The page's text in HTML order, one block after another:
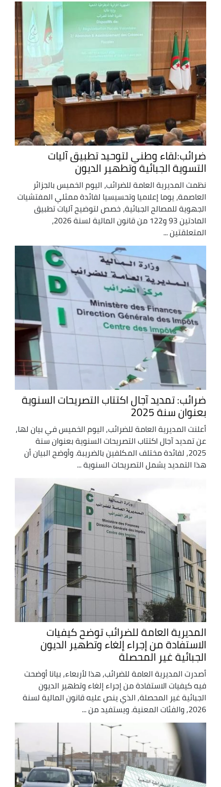
ضرائب:لقاء وطني لتوحيد تطبيق آليات
التسوية الجبائية وتطهير الديون
نظمت المديرية العامة للضرائب، اليوم الخميس بالجزائر
العاصمة، يوما إعلاميا وتحسيسيا لفائدة ممثلي المفتشيات
الجهوية للمصالح الجبائية، خصص لتوضيح آليات تطبيق
المادتين 93 و122 من قانون المالية لسنة 2026،
المتعلقتين ...
ضرائب: تمديد آجال اكتتاب التصريحات السنوية
بعنوان سنة 2025
أعلنت المديرية العامة للضرائب, اليوم الخميس في بيان لها,
عن تمديد آجال اكتتاب التصريحات السنوية بعنوان سنة
2025, لفائدة مختلف المكلفين بالضريبة. وأوضح البيان أن
هذا التمديد يشمل التصريحات السنوية ...
المديرية العامة للضرائب توضح كيفيات
الاستفادة من إجراء إلغاء وتطهير الديون
الجبائية غير المحصلة
أصدرت المديرية العامة للضرائب, هذا لأربعاء, بيانا أوضحت
فيه كيفيات الاستفادة من إجراء إلغاء وتطهير الديون
الجبائية غير المحصلة, الذي ينص عليه قانون المالية لسنة
2026, والفئات المعنية. ويستفيد من ...